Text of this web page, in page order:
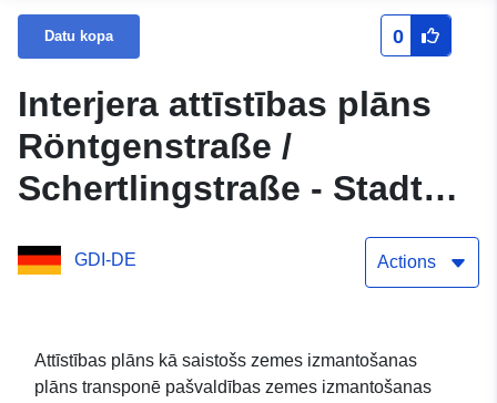
Datu kopa 0
Interjera attīstības plāns
Röntgenstraße /
Schertlingstraße - Stadt
GDI-DE Actions
Attīstības plāns kā saistošs zemes izmantošanas
plāns transponē pašvaldības zemes izmantošanas